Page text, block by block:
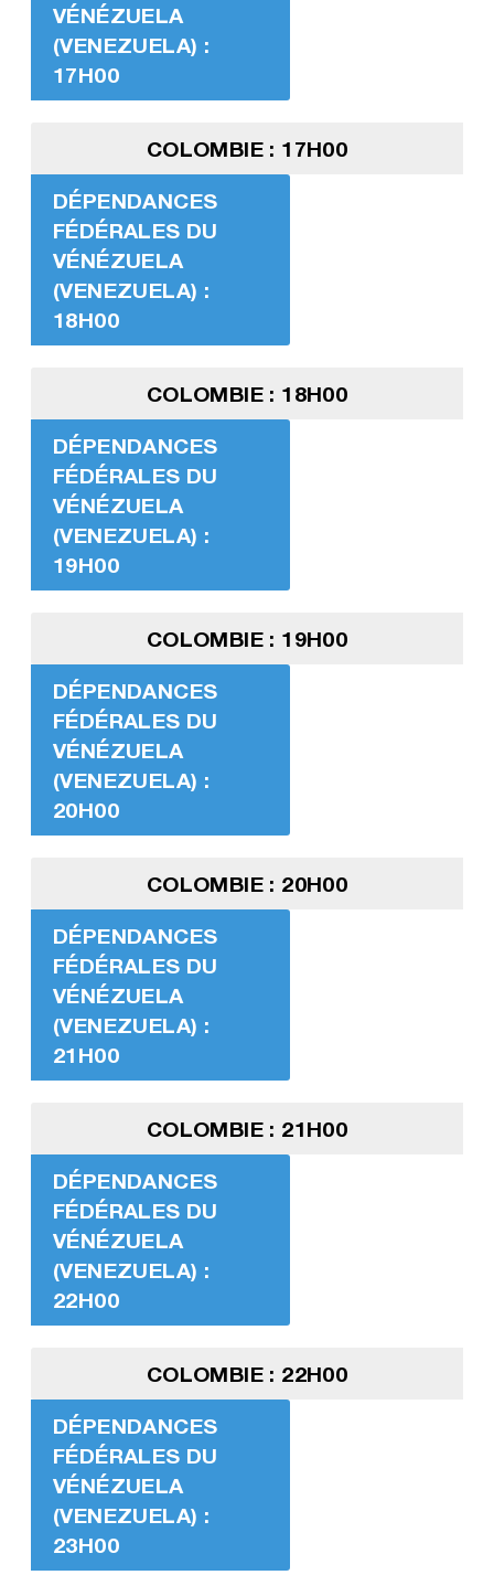
VÉNÉZUELA
(VENEZUELA) :
17H00
COLOMBIE : 17H00
DÉPENDANCES
FÉDÉRALES DU
VÉNÉZUELA
(VENEZUELA) :
18H00
COLOMBIE : 18H00
DÉPENDANCES
FÉDÉRALES DU
VÉNÉZUELA
(VENEZUELA) :
19H00
COLOMBIE : 19H00
DÉPENDANCES
FÉDÉRALES DU
VÉNÉZUELA
(VENEZUELA) :
20H00
COLOMBIE : 20H00
DÉPENDANCES
FÉDÉRALES DU
VÉNÉZUELA
(VENEZUELA) :
21H00
COLOMBIE : 21H00
DÉPENDANCES
FÉDÉRALES DU
VÉNÉZUELA
(VENEZUELA) :
22H00
COLOMBIE : 22H00
DÉPENDANCES
FÉDÉRALES DU
VÉNÉZUELA
(VENEZUELA) :
23H00